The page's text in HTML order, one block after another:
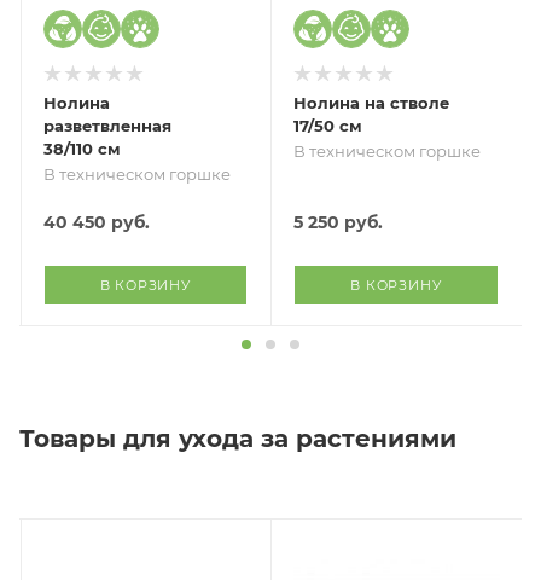
Нолина
разветвленная
38/110 см
В техническом горшке
40 450 руб.
В КОРЗИНУ
Нолина на стволе
17/50 см
В техническом горшке
5 250 руб.
В КОРЗИНУ
Товары для ухода за растениями